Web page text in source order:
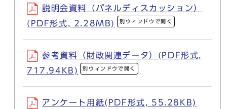
説明会資料（パネルディスカッション）
(PDF形式, 2.28MB)
別ウィンドウで開く
参考資料（財政関連データ）(PDF形式,
717.94KB)
別ウィンドウで開く
アンケート用紙(PDF形式, 55.28KB)